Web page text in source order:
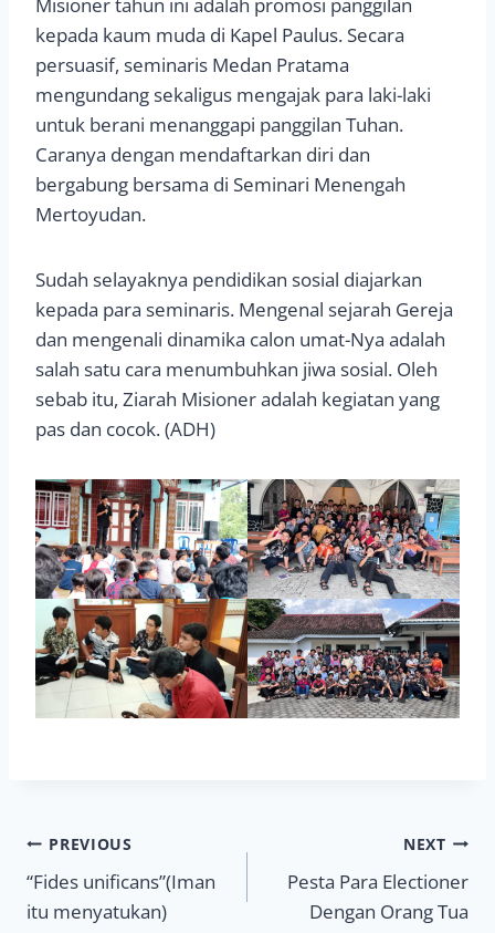
kepada kaum muda di Kapel Paulus. Secara
persuasif, seminaris Medan Pratama
mengundang sekaligus mengajak para laki-laki
untuk berani menanggapi panggilan Tuhan.
Caranya dengan mendaftarkan diri dan
bergabung bersama di Seminari Menengah
Mertoyudan.
Sudah selayaknya pendidikan sosial diajarkan
kepada para seminaris. Mengenal sejarah Gereja
dan mengenali dinamika calon umat-Nya adalah
salah satu cara menumbuhkan jiwa sosial. Oleh
sebab itu, Ziarah Misioner adalah kegiatan yang
pas dan cocok. (ADH)
Navigasi
pos
PREVIOUS
“Fides unificans”(Iman
itu menyatukan)
NEXT
Pesta Para Electioner
Dengan Orang Tua